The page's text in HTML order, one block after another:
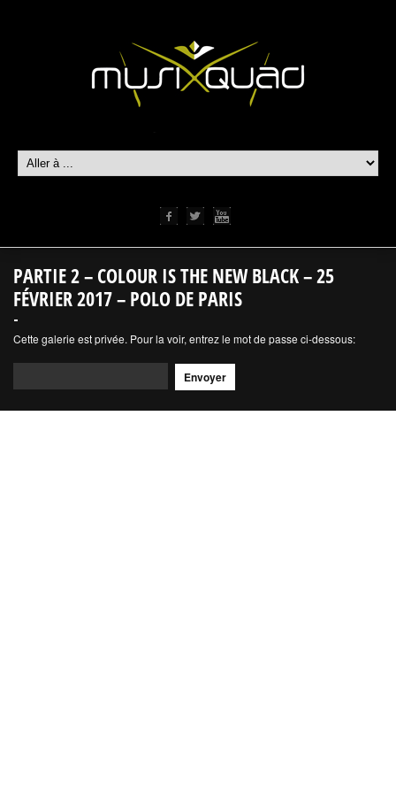
PARTIE 2 – COLOUR IS THE NEW BLACK – 25
FÉVRIER 2017 – POLO DE PARIS
Cette galerie est privée. Pour la voir, entrez le mot de passe ci-dessous: